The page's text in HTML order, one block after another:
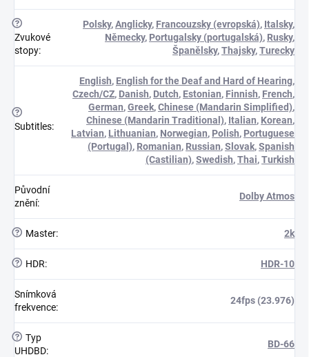
?
Zvukové
stopy:
Polsky,Anglicky, Francouzsky (evropská), Italsky,
Německy, Portugalsky (portugalská), Rusky,
Španělsky,Thajsky,Turecky
?
Subtitles:
English, English for the Deaf and Hard of Hearing,
Czech/CZ, Danish, Dutch, Estonian, Finnish, French,
German,Greek,Chinese (Mandarin Simplified),
Chinese (Mandarin Traditional), Italian, Korean,
Latvian, Lithuanian, Norwegian, Polish, Portuguese
(Portugal), Romanian, Russian,Slovak,Spanish
(Castilian),Swedish,Thai,Turkish
Původní
znění:
Dolby Atmos
? Master: 2k
? HDR: HDR-10
Snímková
frekvence:
24fps (23.976)
? Typ
UHDBD:
BD-66